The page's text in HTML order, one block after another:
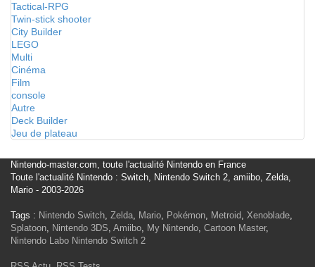
Tactical-RPG
Twin-stick shooter
City Builder
LEGO
Multi
Cinéma
Film
console
Autre
Deck Builder
Jeu de plateau
Nintendo-master.com, toute l'actualité Nintendo en France
Toute l'actualité Nintendo : Switch, Nintendo Switch 2, amiibo, Zelda,
Mario - 2003-2026
Tags : Nintendo Switch, Zelda, Mario, Pokémon, Metroid, Xenoblade,
Splatoon, Nintendo 3DS, Amiibo, My Nintendo, Cartoon Master,
Nintendo Labo Nintendo Switch 2